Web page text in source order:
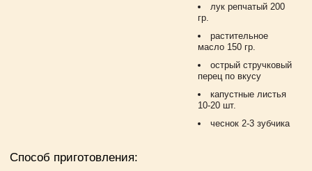
лук репчатый 200
гр.
растительное
масло 150 гр.
острый стручковый
перец по вкусу
капустные листья
10-20 шт.
чеснок 2-3 зубчика
Способ приготовления: